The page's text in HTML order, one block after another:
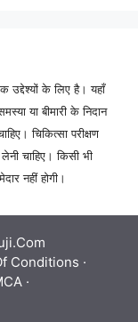
के लिए है। यहाँ
या बीमारी के निदान
चिकित्सा परीक्षण
चाहिए। किसी भी
नहीं होगी।
Conditions ·
·